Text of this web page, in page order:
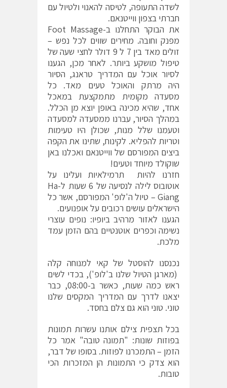
לשדה התעופה, לטיסה להאנוי ולטיול עם
חברתי בצפון ווייטנאם.
את הבוקר התחלנו ב-Foot Massage
מפנק וחובה. מחירים שווים לכל נפש –
זולים מאד בין 7 ל 9 דולר לחצי שעה של
טיפול מושקע ביותר. לאחר מכן, הגענו
לסיור אוכל עם המדריך טראנג, הסיור
היה מרתק והאוכל טעים מאד. כל
מסעדה מקומית מתמקצעת במאכל
אחד, שהיא מכינה באופן יוצא מן הכלל.
במהלך הסיור, עברנו ממסעדה למסעדה
וטעמנו שלל מנות, שכולן היו טעימות
וטריות להפליא. לקינוח, שתינו את הקפה
ביצים המפורסם של ווייטנאם ואכלנו באן
שוקולד מיוחד וטעים!
חזרנו להיות תרמילאיות ועלינו על
אוטובוס לילה לנסיעה של 6 שעות ל-Ha
Giang – טיול ה'לופ' המפורסם, אשר כל
הישראלים עושים רכובים על אופנועים.
הגענו לאזור מרהיב ביופיו: נופים עוצרי
נשימה וכפרים אוטנטיים בהם הזמן עמד
מלכת.
נכנסנו להוסטל של קאי למנוחה קלה
(מארגן הטיול שלנו ב'לופ'), בכדי לשים
ראש כמה שעות, כאשר ב-08:00, כבר
יצאנו לדרך עם המדריך המקסים שלנו
טוני. טוני הוא גם צלם בחסד.
בכל תצפית צילם אותנו עשרות תמונות
בפוזות שונות: "תמונה טובה" אמר כל
הזמן – התמכרנו לפוזות. בסופו של דבר,
הוא צדק כי התמונות הן המזכרות הכי
טובות.